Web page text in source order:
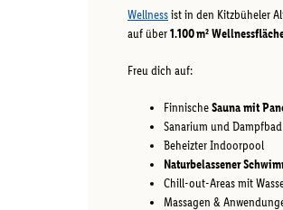
Wellnessist in den Kitzbüheler
auf über1.100 m²
Freu dich auf:
FinnischeSauna mit
Sanarium und Dampfbad
Beheizter Indoorpool
Naturbelassener
Chill-out-Areas mit
Massagen &